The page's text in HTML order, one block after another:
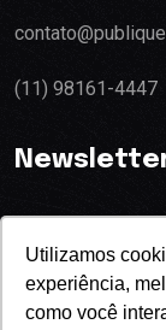
Utilizamos
experiência,
como você
(11) 98161-4447
Eu concordo